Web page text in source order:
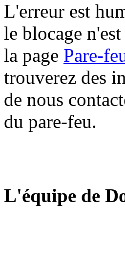
L'erreur est
le blocage
la page Pare-
trouverez des
de nous
du pare-feu.
L'équipe de